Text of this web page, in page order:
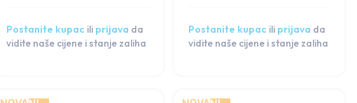
Postanite kupac ili prijava da
vidite naše cijene i stanje zaliha
Postanite kupac ili prijava da
vidite naše cijene i stanje zaliha